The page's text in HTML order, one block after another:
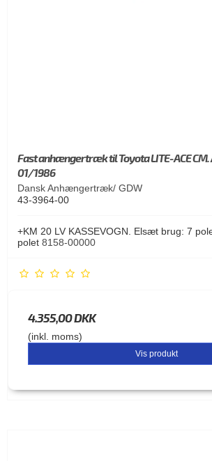
Fast anhængertræk til Toyota LITE-ACE
01/1986
Dansk Anhængertræk/ GDW
43-3964-00
+KM 20 LV KASSEVOGN. Elsæt brug: 7
polet 8158-00000
4.355,00 DKK
(inkl. moms)
Vis produkt